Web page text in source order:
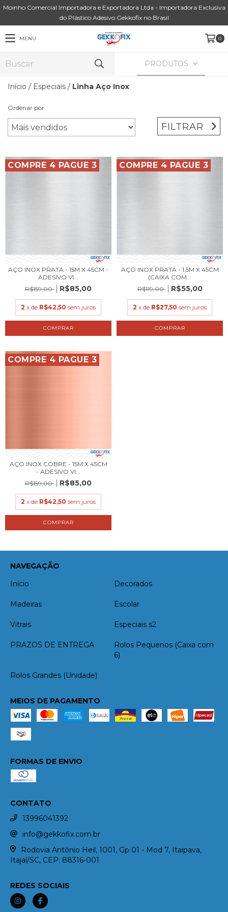
Moinho Comercial Importadora e Exportadora Ltda - Importadora Exclusiva
do Plástico Adesivo Gekkofix no Brasil
MENU 0
PRODUTOS
Início / Especiais / Linha Aço Inox
Ordenar por
FILTRAR
COMPRE 4 PAGUE 3
AÇO INOX PRATA - 15M X 45CM -
ADESIVO VI...
R$159,00
R$85,00
2 x de R$42,50 sem juros
COMPRE 4 PAGUE 3
AÇO INOX PRATA - 1,5M X 45CM
(CAIXA COM...
R$119,00
R$55,00
2 x de R$27,50 sem juros
COMPRE 4 PAGUE 3
AÇO INOX COBRE - 15M X 45CM
- ADESIVO VI...
R$159,00
R$85,00
2 x de R$42,50 sem juros
NAVEGAÇÃO
Início
Decorados
Madeiras Escolar
Vitrais Especiais s2
PRAZOS DE ENTREGA
Rolos Pequenos (Caixa com
6)
Rolos Grandes (Unidade)
MEIOS DE PAGAMENTO
FORMAS DE ENVIO
CONTATO
13996041392
info@gekkofix.com.br
Rodovia Antônio Heil, 1001, Gp 01 - Mod 7, Itaipava,
Itajaí/SC, CEP: 88316-001
REDES SOCIAIS